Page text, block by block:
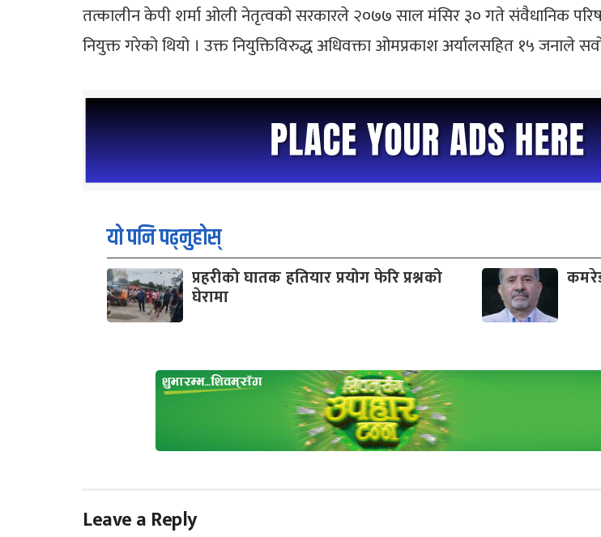
तत्कालीन केपी शर्मा ओली नेतृत्वको सरकारले २०७७ साल मंसिर ३० गते संवैधानिक
नियुक्त गरेको थियो । उक्त नियुक्तिविरुद्ध अधिवक्ता ओमप्रकाश अर्यालसहित १५ जनाले
यो पनि पढ्नुहोस्
प्रहरीको घातक हतियार प्रयोग फेरि प्रश्नको
घेरामा
Leave a Reply